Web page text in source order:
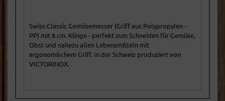
Swiss Classic Gemüsemesser (Griff aus Polypropylen -
PP) mit 8 cm. Klinge - perfekt zum Schneiden für Gemüse,
Obst und nahezu allen Lebensmitteln mit
ergonomischem Griff. In der Schweiz produziert von
VICTORINOX.